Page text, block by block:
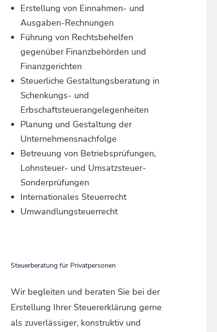
Erstellung von Einnahmen- und
Ausgaben-Rechnungen
Führung von Rechtsbehelfen
gegenüber Finanzbehörden und
Finanzgerichten
Steuerliche Gestaltungsberatung in
Schenkungs- und
Erbschaftsteuerangelegenheiten
Planung und Gestaltung der
Unternehmensnachfolge
Betreuung von Betriebsprüfungen,
Lohnsteuer- und Umsatzsteuer-
Sonderprüfungen
Internationales Steuerrecht
Umwandlungsteuerrecht
Steuerberatung für Privatpersonen
Wir begleiten und beraten Sie bei der
Erstellung Ihrer Steuererklärung gerne
als zuverlässiger, konstruktiv und